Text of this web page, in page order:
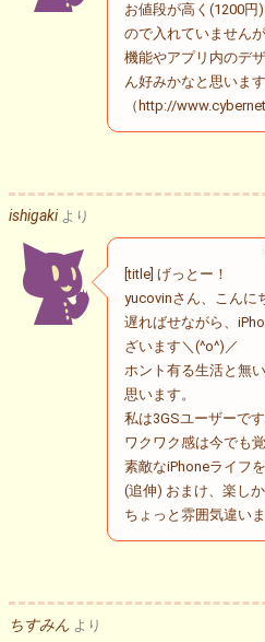
お値段が高く(1200
ので入れていませんが
機能やアプリ内のデ
ん好みかなと思います
（http://
ishigaki より
[title] げっとー！
yucovinさん、こんに
遅ればせながら、
ざいます＼(^o^)／
ホント有る生活と無
思います。
私は3GSユーザーで
ワクワク感は今でも
素敵なiPhoneライフ
(追伸) おまけ、楽し
ちょっと雰囲気違い
ちすみん より